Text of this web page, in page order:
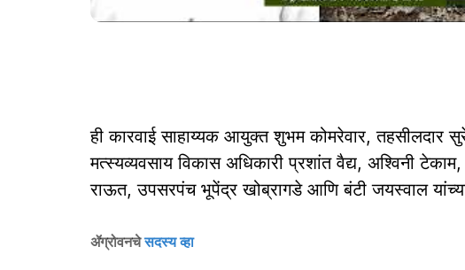
ही कारवाई साहाय्यक आयुक्त शुभम कोमरेवार, तहसीलदार
मत्स्यव्यवसाय विकास अधिकारी प्रशांत वैद्य, अश्विनी
राऊत, उपसरपंच भूपेंद्र खोब्रागडे आणि बंटी जयस्वाल यांच्या
ॲग्रोवनचेसदस्य व्हा